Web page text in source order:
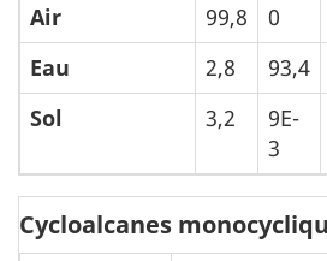
Air
99,8 0
Eau
2,8 93,4
Sol
3,2
9E-
3
Cycloalcanes